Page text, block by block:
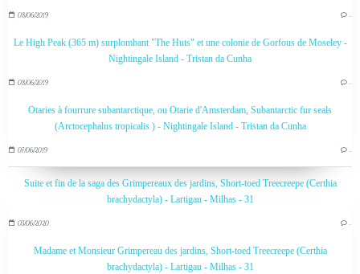
08/06/2019 …
Le High Peak (365 m) surplombant "The Huts" et une colonie de Gorfous de Moseley -
Nightingale Island - Tristan da Cunha
08/06/2019 …
Otaries à fourrure subantarctique, ou Otarie d'Amsterdam, Subantarctic fur seals
(Arctocephalus tropicalis ) - Nightingale Island - Tristan da Cunha
07/06/2019 …
Suite et fin de la saga des Grimpereaux des jardins, Short-toed Treecreepe (Certhia
brachydactyla) - Lartigau - Milhas - 31
03/06/2020 …
Madame et Monsieur Grimpereau des jardins, Short-toed Treecreepe (Certhia
brachydactyla) - Lartigau - Milhas - 31